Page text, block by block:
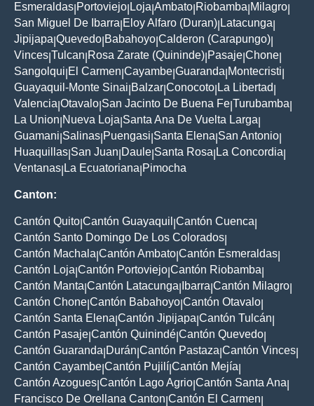
Esmeraldas Portoviejo Loja Ambato Riobamba Milagro
San Miguel De Ibarra Eloy Alfaro (Duran) Latacunga
Jipijapa Quevedo Babahoyo Calderon (Carapungo)
Vinces Tulcan Rosa Zarate (Quininde) Pasaje Chone
Sangolqui El Carmen Cayambe Guaranda Montecristi
Guayaquil-Monte Sinai Balzar Conocoto La Libertad
Valencia Otavalo San Jacinto De Buena Fe Turubamba
La Union Nueva Loja Santa Ana De Vuelta Larga
Guamani Salinas Puengasi Santa Elena San Antonio
Huaquillas San Juan Daule Santa Rosa La Concordia
Ventanas La Ecuatoriana Pimocha
Canton:
Cantón Quito Cantón Guayaquil Cantón Cuenca
Cantón Santo Domingo De Los Colorados
Cantón Machala Cantón Ambato Cantón Esmeraldas
Cantón Loja Cantón Portoviejo Cantón Riobamba
Cantón Manta Cantón Latacunga Ibarra Cantón Milagro
Cantón Chone Cantón Babahoyo Cantón Otavalo
Cantón Santa Elena Cantón Jipijapa Cantón Tulcán
Cantón Pasaje Cantón Quinindé Cantón Quevedo
Cantón Guaranda Durán Cantón Pastaza Cantón Vinces
Cantón Cayambe Cantón Pujilí Cantón Mejía
Cantón Azogues Cantón Lago Agrio Cantón Santa Ana
Francisco De Orellana Canton Cantón El Carmen